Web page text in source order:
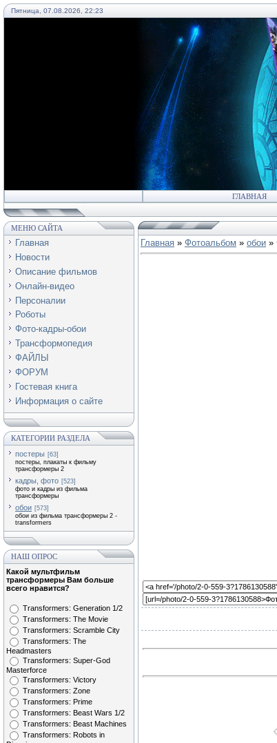
Пятница, 07.08.2026, 22:23
ГЛАВНАЯ
МЕНЮ САЙТА
Главная
Новости
Описание фильмов
Онлайн-видео
Персоналии
Роботы
Фото-кадры-обои
Трансформопедия
ФАЙЛЫ
ФОРУМ
Гостевая книга
Информация о сайте
КАТЕГОРИИ РАЗДЕЛА
постеры [63]
постеры, плакаты к фильму
трансформеры 2
кадры, фото [523]
фото и кадры из фильма
трансформеры
обои [573]
обои из фильма трансформеры 2 -
transformers
НАШ ОПРОС
Какой мультфильм
трансформеры Вам больше
всего нравится?
Transformers: Generation 1/2
Transformers: The Movie
Transformers: Scramble City
Transformers: The
Headmasters
Transformers: Super-God
Masterforce
Transformers: Victory
Transformers: Zone
Transformers: Prime
Transformers: Beast Wars 1/2
Transformers: Beast Machines
Transformers: Robots in
Главная » Фотоальбом » обои »